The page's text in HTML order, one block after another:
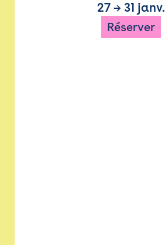
27 → 31 janv.
Réserver